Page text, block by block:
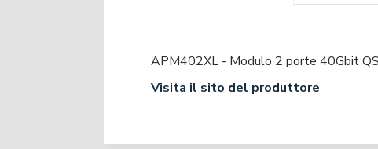
APM402XL - Modulo 2 porte 40Gbit
Visita il sito del produttore